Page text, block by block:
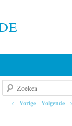
Berichtnavigatie
← Vorige Volgende →